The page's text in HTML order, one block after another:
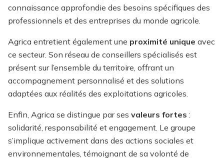
connaissance approfondie des besoins spécifiques des
professionnels et des entreprises du monde agricole.
Agrica entretient également une proximité unique avec
ce secteur. Son réseau de conseillers spécialisés est
présent sur l’ensemble du territoire, offrant un
accompagnement personnalisé et des solutions
adaptées aux réalités des exploitations agricoles.
Enfin, Agrica se distingue par ses valeurs fortes :
solidarité, responsabilité et engagement. Le groupe
s’implique activement dans des actions sociales et
environnementales, témoignant de sa volonté de